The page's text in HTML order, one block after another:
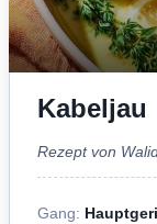
Kabeljau
Rezept von
Gang: